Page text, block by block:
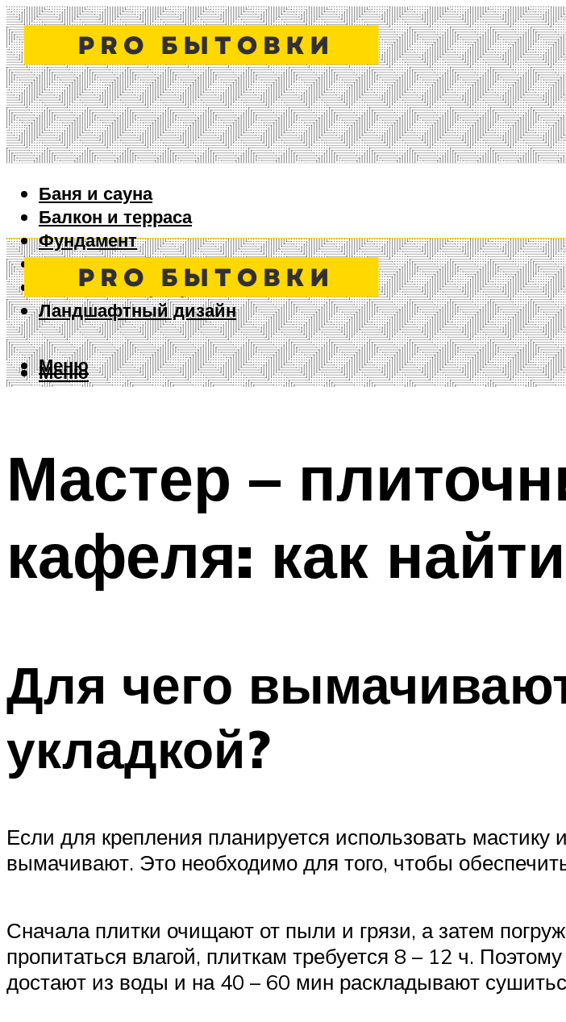
Баня и сауна
Балкон и терраса
Фундамент
Ворота и забор
Дизайн интерьера
Ландшафтный дизайн
Меню
Меню
Мастер –
кафеля: как
Для чего
укладкой?
Если для крепления планируется использовать
вымачивают. Это необходимо для того, чтобы
Сначала плитки очищают от пыли и грязи, а затем
пропитаться влагой, плиткам требуется 8 – 12 ч.
достают из воды и на 40 – 60 мин раскладывают